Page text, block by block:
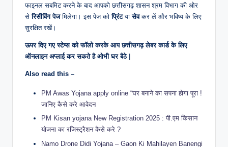
फाइनल सबमिट करने के बाद आपको छत्तीसगढ़ शासन श्रम विभाग की ओर
सेरिसीविंग पेजमिलेगा। इस पेज कोप्रिंटयासेवकर लें और भविष्य के लिए
सुरक्षित रखें।
ऊपर दिए गए स्टेप्स को फॉलो करके आप छत्तीसगढ़ लेबर कार्ड के लिए
ऑनलाइन अप्लाई कर सकते है ओभी घर बैठे|
Also read this –
PM Awas Yojana apply online “घर बनाने का सपना होगा पूरा !
जानिए कैसे करे आवेदन
PM Kisan yojana New Registration 2025 : पी.एम किसान
योजना का रजिस्ट्रैशन कैसे करे ?
Namo Drone Didi Yojana – Gaon Ki Mahilayen Banengi